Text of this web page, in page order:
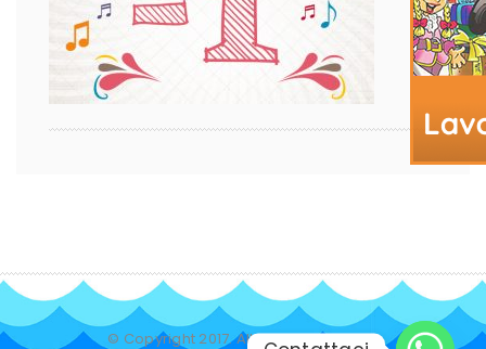
© Copyright 2017. All Rights Reserved.